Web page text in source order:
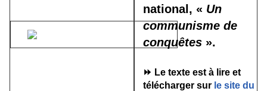
national, « Un
communisme de
conquêtes ».
⏩ Le texte est à lire et
télécharger sur le site du